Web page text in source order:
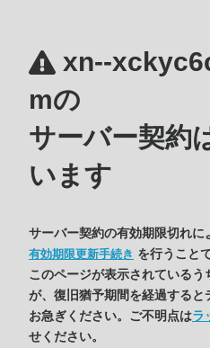
xn--
mの
サーバー契約
います
サーバー契約の有効期限切れに
有効期限更新手続き を行うこと
このページが表示されている
が、復旧猶予期間を経過する
お急ぎください。ご不明点はラ
せください。